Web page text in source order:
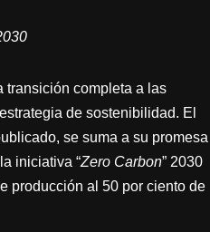
transición completa a las
de sostenibilidad. El
se suma a su promesa
iniciativa “Zero Carbon” 2030
producción al 50 por ciento de